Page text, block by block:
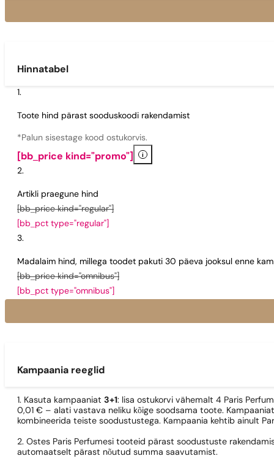
Hinnatabel
Toote hind pärast sooduskoodi rakendamist
*Palun sisestage kood ostukorvis.
[bb_price kind="promo"] i
Artikli praegune hind
[bb_price kind="regular"]
[bb_pct type="regular"]
Madalaim hind, millega toodet pakuti 30 päeva jooksul enne
[bb_price kind="omnibus"]
[bb_pct type="omnibus"]
Kampaania reeglid
1. Kasuta kampaaniat 3+1: lisa ostukorvi vähemalt 4 Paris
0,01 € – alati vastava neliku kõige soodsama toote.
kombineerida teiste soodustustega. Kampaania kehtib ainult
2. Ostes Paris Perfumesi tooteid pärast soodustuste
automaatselt pärast nõutud summa saavutamist.